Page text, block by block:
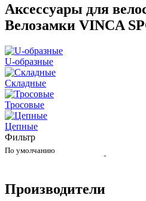
Аксессуары для
Велозамки VINCA
U-образные
Складные
Тросовые
Цепные
Фильтр
По умолчанию
Производители